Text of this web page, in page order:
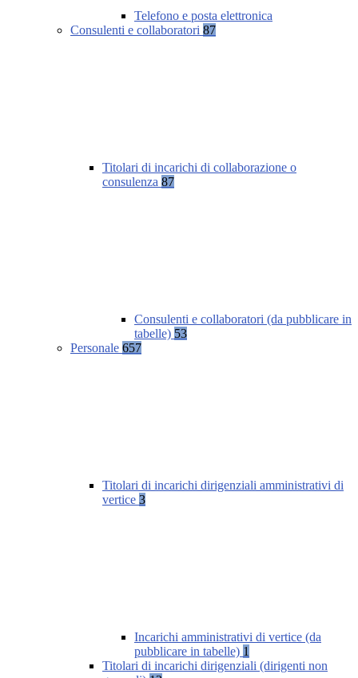
Telefono e posta elettronica
Consulenti e collaboratori 87
Titolari di incarichi di collaborazione o
consulenza 87
Consulenti e collaboratori (da pubblicare in
tabelle) 53
Personale 657
Titolari di incarichi dirigenziali amministrativi di
vertice 3
Incarichi amministrativi di vertice (da
pubblicare in tabelle) 1
Titolari di incarichi dirigenziali (dirigenti non